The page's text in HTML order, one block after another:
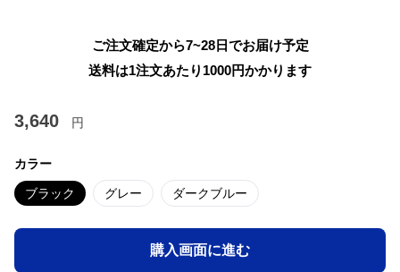
ご注文確定から7~28日でお届け予定
送料は1注文あたり 1000円かかります
3,640 円
カラー
ブラック グレー ダークブルー
購入画面に進む